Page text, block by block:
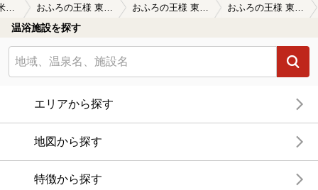
温浴施設を探す
エリアから探す
地図から探す
特徴から探す